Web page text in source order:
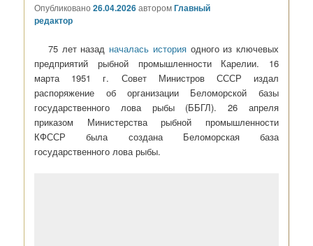
Опубликовано26.04.2026авторомГлавный
редактор
75 лет назад началась историяодного из ключевых
предприятий рыбной промышленности Карелии. 16
марта 1951 г. Совет Министров СССР издал
распоряжение об организации Беломорской базы
государственного лова рыбы (ББГЛ). 26 апреля
приказом Министерства рыбной промышленности
КФССР была создана Беломорская база
государственного лова рыбы.